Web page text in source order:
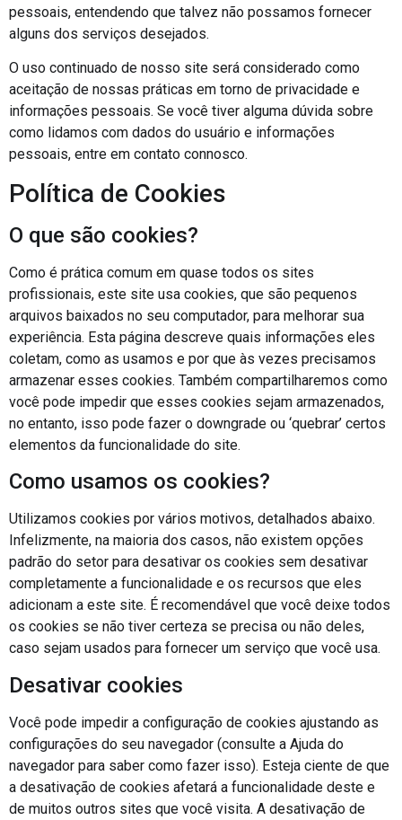
pessoais, entendendo que talvez não possamos fornecer
alguns dos serviços desejados.
O uso continuado de nosso site será considerado como
aceitação de nossas práticas em torno de privacidade e
informações pessoais. Se você tiver alguma dúvida sobre
como lidamos com dados do usuário e informações
pessoais, entre em contato connosco.
Política de Cookies
O que são cookies?
Como é prática comum em quase todos os sites
profissionais, este site usa cookies, que são pequenos
arquivos baixados no seu computador, para melhorar sua
experiência. Esta página descreve quais informações eles
coletam, como as usamos e por que às vezes precisamos
armazenar esses cookies. Também compartilharemos como
você pode impedir que esses cookies sejam armazenados,
no entanto, isso pode fazer o downgrade ou ‘quebrar’ certos
elementos da funcionalidade do site.
Como usamos os cookies?
Utilizamos cookies por vários motivos, detalhados abaixo.
Infelizmente, na maioria dos casos, não existem opções
padrão do setor para desativar os cookies sem desativar
completamente a funcionalidade e os recursos que eles
adicionam a este site. É recomendável que você deixe todos
os cookies se não tiver certeza se precisa ou não deles,
caso sejam usados para fornecer um serviço que você usa.
Desativar cookies
Você pode impedir a configuração de cookies ajustando as
configurações do seu navegador (consulte a Ajuda do
navegador para saber como fazer isso). Esteja ciente de que
a desativação de cookies afetará a funcionalidade deste e
de muitos outros sites que você visita. A desativação de